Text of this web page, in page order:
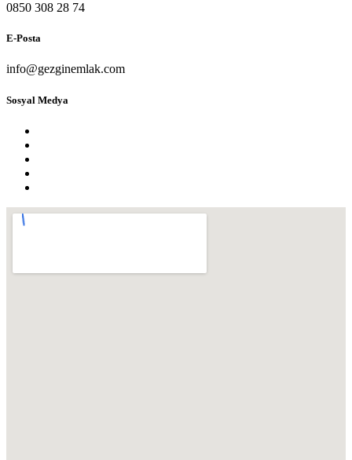
0850 308 28 74
E-Posta
info@gezginemlak.com
Sosyal Medya